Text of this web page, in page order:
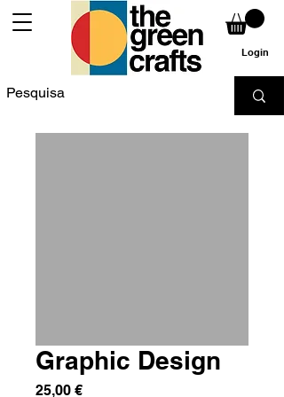
Login
Graphic Design
25,00 €Preço